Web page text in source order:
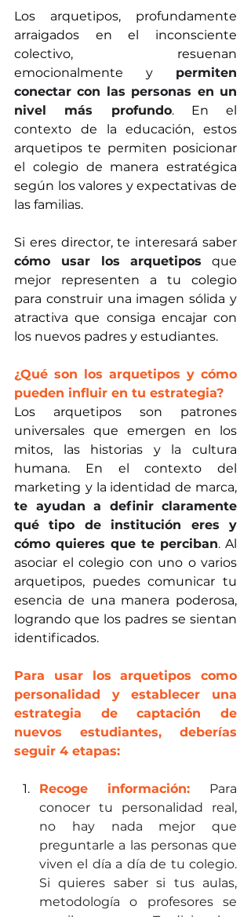
Los arquetipos, profundamente
arraigados en el inconsciente
colectivo, resuenan
emocionalmente y permiten
conectar con las personas en un
nivel más profundo. En el
contexto de la educación, estos
arquetipos te permiten posicionar
el colegio de manera estratégica
según los valores y expectativas de
las familias.
Si eres director, te interesará saber
cómo usar los arquetipos
que
mejor representen a tu colegio
para construir una imagen sólida y
atractiva que consiga encajar con
los nuevos padres y estudiantes.
¿Qué son los arquetipos y cómo
pueden influir en tu estrategia?
Los arquetipos son patrones
universales que emergen en los
mitos, las historias y la cultura
humana. En el contexto del
marketing y la identidad de marca,
te ayudan a definir claramente
qué tipo de institución eres y
cómo quieres que te perciban. Al
asociar el colegio con uno o varios
arquetipos, puedes comunicar tu
esencia de una manera poderosa,
logrando que los padres se sientan
identificados.
Para usar los arquetipos como
personalidad y establecer una
estrategia de captación de
nuevos estudiantes, deberías
seguir 4 etapas:
Recoge información: Para
conocer tu personalidad real,
no hay nada mejor que
preguntarle a las personas que
viven el día a día de tu colegio.
Si quieres saber si tus aulas,
metodología o profesores se